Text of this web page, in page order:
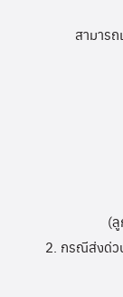
สามาร
(
2. กรณีส่งด่ว